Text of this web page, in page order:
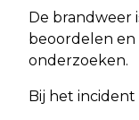
De brandweer
beoordelen
onderzoeken.
Bij het